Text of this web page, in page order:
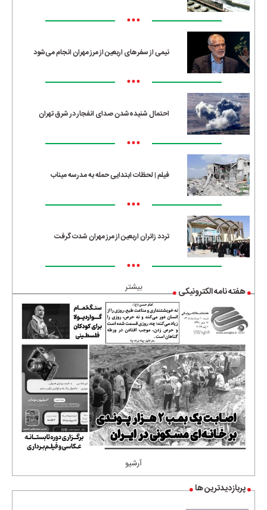
•••
نیمی از سفرهای اربعین از مرز مهران انجام می‌شود
•••
احتمال شنیده‌شدن صدای انفجار در شرق تهران
•••
فیلم | لحظات ابتدایی حمله به مدرسه میناب
•••
تردد زائران اربعین از مرز مهران شدت گرفت
•••
بیشتر هفته نامه الکترونیکی
آرشیو
پربازدیدترین ها